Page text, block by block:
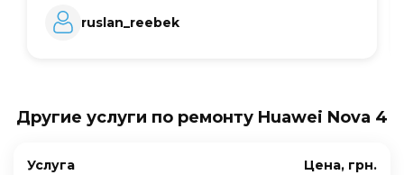
ruslan_reebek
Другие услуги по ремонту Huawei Nova 4
Услуга Цена, грн.